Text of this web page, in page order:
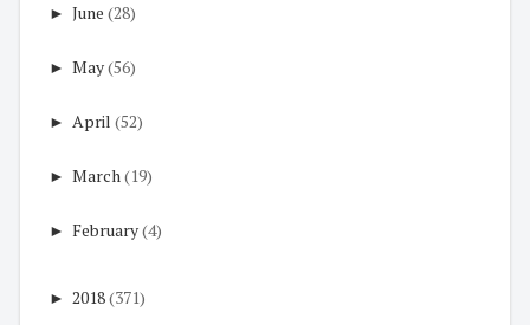
► June (28)
► May(56)
► April (52)
► March(19)
► February(4)
► 2018(371)